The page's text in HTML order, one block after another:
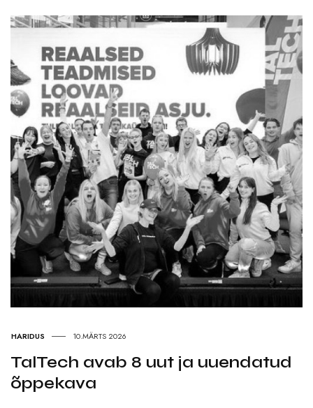
HARIDUS 10.MÄRTS 2026
TalTech avab 8 uut ja uuendatud
õppekava